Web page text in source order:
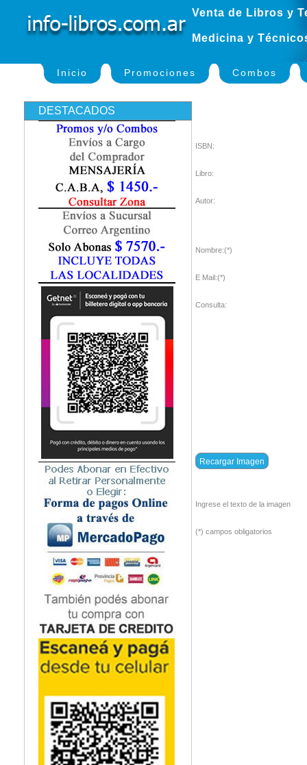
Venta de Libros y
Medicina y
Inicio Promociones Combos
DESTACADOS
ISBN:
Libro:
Autor:
Nombre:(*)
E Mail:(*)
Consulta:
Ingrese el texto de la imagen
(*) campos obligatorios